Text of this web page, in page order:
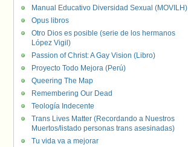
Manual Educativo Diversidad Sexual (MOVILH)
Opus libros
Otro Dios es posible (serie de los hermanos
López Vigil)
Passion of Christ: A Gay Vision (Libro)
Proyecto Todo Mejora (Perú)
Queering The Map
Remembering Our Dead
Teología Indecente
Trans Lives Matter (Recordando a Nuestros
Muertos/listado personas trans asesinadas)
Tu vida va a mejorar